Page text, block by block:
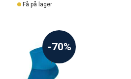
Få på lager
-70%